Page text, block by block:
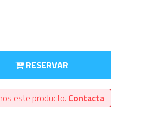
RESERVAR
este producto. Contacta